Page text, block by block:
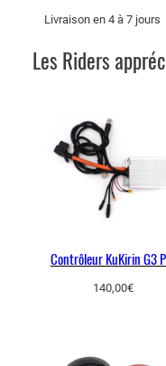
Livraison en 4 à 7 jours
Les Riders
Contrôleur KuKirin G3
140,00€